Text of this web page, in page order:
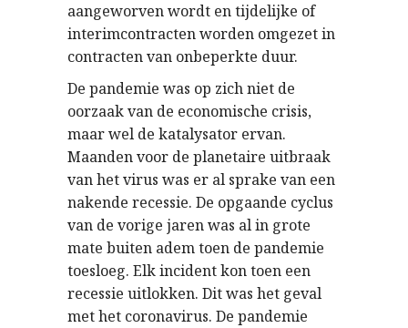
aangeworven wordt en tijdelijke of
interimcontracten worden omgezet in
contracten van onbeperkte duur.
De pandemie was op zich niet de
oorzaak van de economische crisis,
maar wel de katalysator ervan.
Maanden voor de planetaire uitbraak
van het virus was er al sprake van een
nakende recessie. De opgaande cyclus
van de vorige jaren was al in grote
mate buiten adem toen de pandemie
toesloeg. Elk incident kon toen een
recessie uitlokken. Dit was het geval
met het coronavirus. De pandemie